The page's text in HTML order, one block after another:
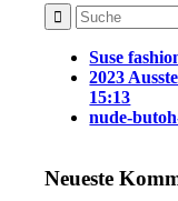
Suse
2023
15:13
nude-
Neueste